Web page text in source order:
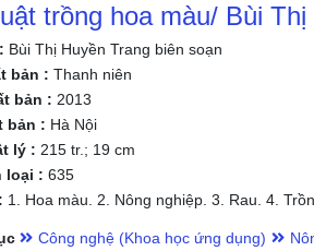
trồng hoa màu/ Bùi
Bùi Thị Huyền Trang biên soạn
bản : Thanh niên
bản : 2013
bản : Hà Nội
lý : 215 tr.; 19 cm
loại : 635
1. Hoa màu. 2. Nông nghiệp. 3. Rau. 4.
Công nghệ (Khoa học ứng dụng)